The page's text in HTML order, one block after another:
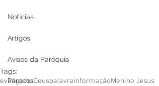
Notícias
Artigos
Avisos da Paróquia
Párocos
Tags:
evangelhoDeuspalavrainformaçãoMenino Jesus